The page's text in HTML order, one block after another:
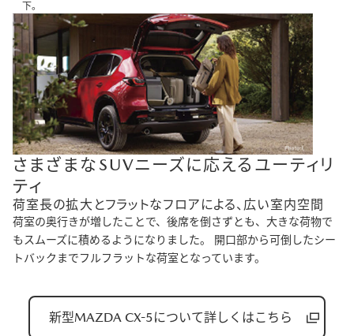
下。
さまざまなSUVニーズに応えるユーティリ
ティ
荷室長の拡大とフラットなフロアによる、広い室内空間
荷室の奥行きが増したことで、後席を倒さずとも、大きな荷物で
もスムーズに積めるようになりました。 開口部から可倒したシー
トバックまでフルフラットな荷室となっています。
新型MAZDA CX-5について詳しくはこちら